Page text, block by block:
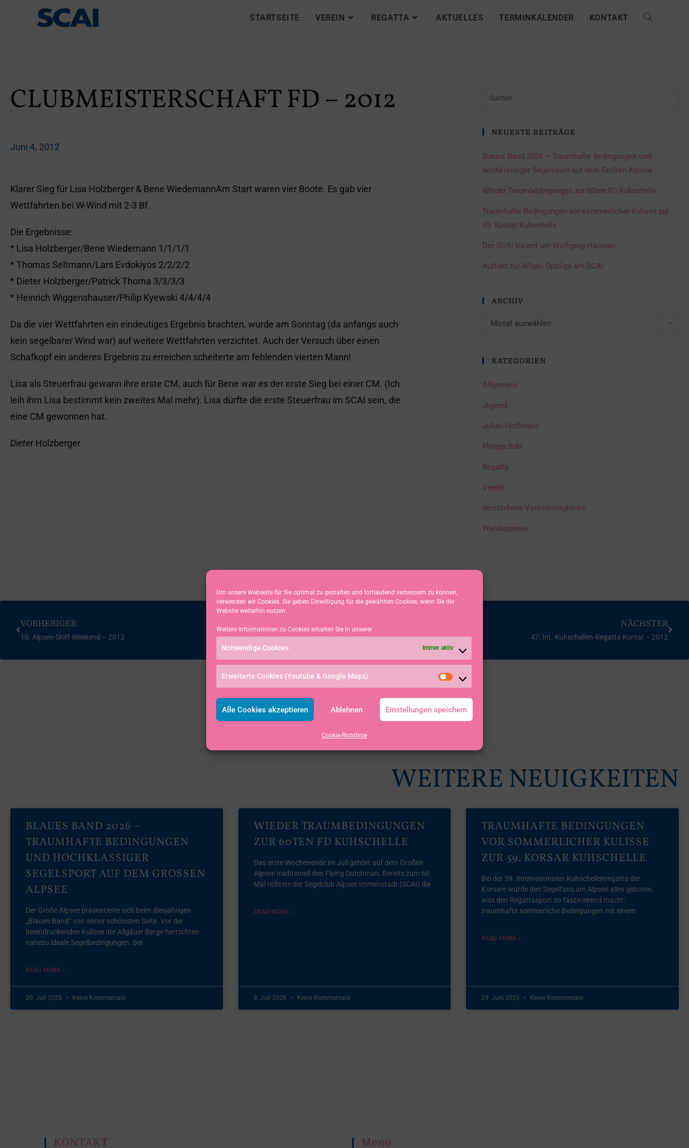
Um unsere Webseite für Sie optimal zu gestalten und fortlaufend verbessern zu können,
verwenden wir Cookies. Sie geben Einwilligung für die gewählten Cookies, wenn Sie die
Website weiterhin nutzen.
Weitere Informationen zu Cookies erhalten Sie in unserer
Notwendige Cookies Immer aktiv
Erweiterte Cookies (Youtube & Google Maps)
Alle Cookies akzeptieren Ablehnen Einstellungen speichern
Cookie-Richtlinie
STARTSEITE VEREIN REGATTA AKTUELLES TERMINKALENDER KONTAKT
CLUBMEISTERSCHAFT FD – 2012
Juni 4, 2012
Klarer Sieg für Lisa Holzberger & Bene WiedemannAm Start waren vier Boote. Es gab vier
Wettfahrten bei W-Wind mit 2-3 Bf.
Die Ergebnisse:
* Lisa Holzberger/Bene Wiedemann 1/1/1/1
* Thomas Seltmann/Lars Evdokiyos 2/2/2/2
* Dieter Holzberger/Patrick Thoma 3/3/3/3
* Heinrich Wiggenshauser/Philip Kyewski 4/4/4/4
Da die vier Wettfahrten ein eindeutiges Ergebnis brachten, wurde am Sonntag (da anfangs auch
kein segelbarer Wind war) auf weitere Wettfahrten verzichtet. Auch der Versuch über einen
Schafkopf ein anderes Ergebnis zu erreichen scheiterte am fehlenden vierten Mann!
Lisa als Steuerfrau gewann ihre erste CM, auch für Bene war es der erste Sieg bei einer CM. (Ich
leih ihm Lisa bestimmt kein zweites Mal mehr). Lisa dürfte die erste Steuerfrau im SCAI sein, die
eine CM gewonnen hat.
Dieter Holzberger
NEUESTE BEITRÄGE
Blaues Band 2026 – Traumhafte Bedingungen und
hochklassiger Segelsport auf dem Großen Alpsee
Wieder Traumbedingungen zur 60ten FD Kuhschelle
Traumhafte Bedingungen vor sommerlicher Kulisse zur
59. Korsar Kuhschelle
Der SCAI trauert um Wolfgang Hausner
Auftakt zur Allgäu Optiliga am SCAI
ARCHIV
Monat auswählen
KATEGORIEN
Allgemein
Jugend
Julian Hoffmann
Philipp Buhl
Regatta
Verein
verstorbene Vereinsmitglieder
Wanderpreise
VORHERIGER
10. Alpsee-Skiff-Weekend – 2012
NÄCHSTER
47. Int. Kuhschellen-Regatta Korsar – 2012
WEITERE NEUIGKEITEN
BLAUES BAND 2026 –
TRAUMHAFTE BEDINGUNGEN
UND HOCHKLASSIGER
SEGELSPORT AUF DEM GROSSEN A
LPSEE
Der Große Alpsee präsentierte sich beim diesjährigen
„Blauen Band“ von seiner schönsten Seite. Vor der
beeindruckenden Kulisse der Allgäuer Berge herrschten
nahezu ideale Segelbedingungen. Bei
READ MORE »
20. Juli 2026 Keine Kommentare
WIEDER TRAUMBEDINGUNGEN
ZUR 60TEN FD KUHSCHELLE
Das erste Wochenende im Juli gehört auf dem Großen
Alpsee traditionell den Flying Dutchman. Bereits zum 60.
Mal richtete der Segelclub Alpsee Immenstadt (SCAI) die
READ MORE »
8. Juli 2026 Keine Kommentare
TRAUMHAFTE BEDINGUNGEN
VOR SOMMERLICHER KULISSE
ZUR 59. KORSAR KUHSCHELLE
Bei der 59. Internationalen Kuhschellenregatta der
Korsare wurde den Segelfans am Alpsee alles geboten,
was den Regattasport so faszinierend macht:
traumhafte sommerliche Bedingungen mit einem
READ MORE »
29. Juni 2026 Keine Kommentare
KONTAKT Menü